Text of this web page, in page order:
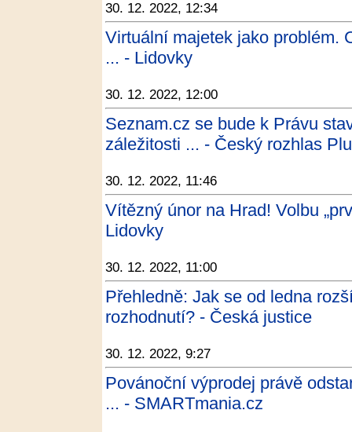
30. 12. 2022, 12:34
Virtuální majetek jako problém.
... - Lidovky
30. 12. 2022, 12:00
Seznam.cz se bude k Právu
záležitosti ... - Český rozhlas
30. 12. 2022, 11:46
Vítězný únor na Hrad! Volbu
Lidovky
30. 12. 2022, 11:00
Přehledně: Jak se od ledna
rozhodnutí? - Česká justice
30. 12. 2022, 9:27
Povánoční výprodej právě
... - SMARTmania.cz